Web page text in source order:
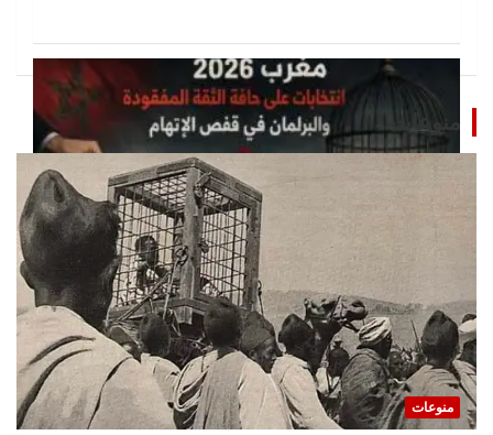
تحقيقات
مغرب 2026 انتخابات على حافة الثقة المفقودة و
البرلمان في قفص الإتهام
jouy
منوعات
منوعات